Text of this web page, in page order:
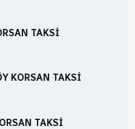
TAKSI
KORSAN TAKSI
TAKSI